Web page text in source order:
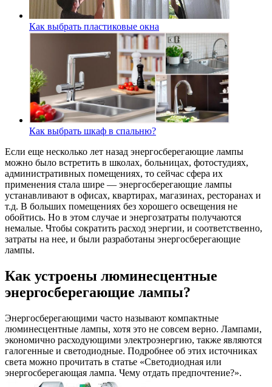
Как выбрать пластиковые окна
Как выбрать шкаф в спальню?
Если еще несколько лет назад энергосберегающие лампы
можно было встретить в школах, больницах, фотостудиях,
административных помещениях, то сейчас сфера их
применения стала шире — энергосберегающие лампы
устанавливают в офисах, квартирах, магазинах, ресторанах и
т.д. В больших помещениях без хорошего освещения не
обойтись. Но в этом случае и энергозатраты получаются
немалые. Чтобы сократить расход энергии, и соответственно,
затраты на нее, и были разработаны энергосберегающие
лампы.
Как устроены люминесцентные
энергосберегающие лампы?
Энергосберегающими часто называют компактные
люминесцентные лампы, хотя это не совсем верно. Лампами,
экономично расходующими электроэнергию, также являются
галогенные и светодиодные. Подробнее об этих источниках
света можно прочитать в статье «Светодиодная или
энергосберегающая лампа. Чему отдать предпочтение?».